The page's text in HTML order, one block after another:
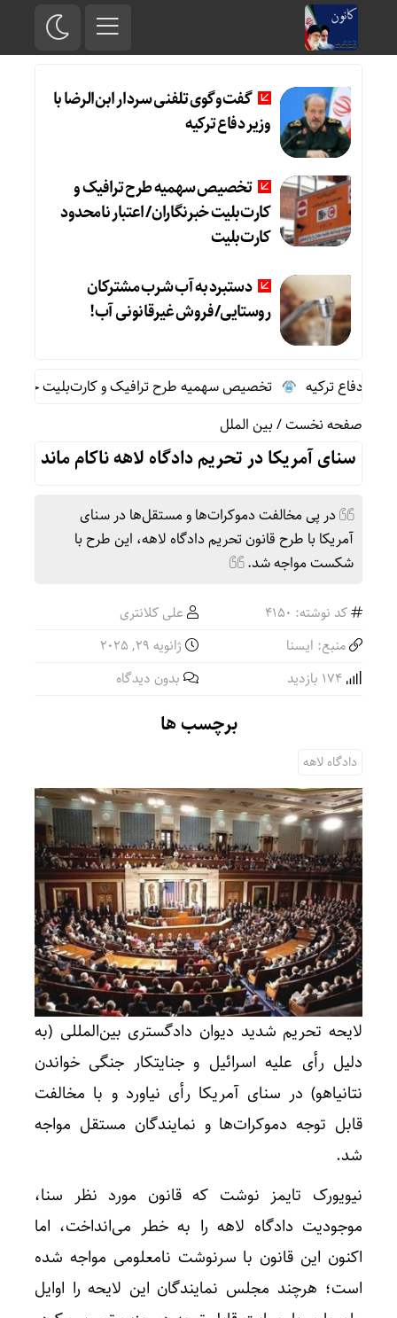
گفت‌وگوی تلفنی سردار ابن‌الرضا با
وزیر دفاع ترکیه
تخصیص سهمیه طرح ترافیک و
کارت‌بلیت خبرنگاران/ اعتبار نامحدود
کارت‌بلیت
دستبرد به آب شرب مشترکان
روستایی/فروش غیرقانونی آب!
دفاع ترکیه
تخصیص سهمیه طرح ترافیک و کارت‌بلیت خبرنگاران/
صفحه نخست/بین الملل
سنای آمریکا در تحریم دادگاه لاهه ناکام ماند
در پی مخالفت دموکرات‌ها و مستقل‌ها در سنای
آمریکا با طرح قانون تحریم دادگاه لاهه، این طرح با
شکست مواجه شد.
کد نوشته: 4150
علی کلانتری
منبع: ایسنا
ژانویه 29, 2025
بدون دیدگاه
برچسب ها
دادگاه لاهه
لایحه تحریم شدید دیوان دادگستری بین‌المللی (به
دلیل رأی علیه اسرائیل و جنایتکار جنگی خواندن
نتانیاهو) در سنای آمریکا رأی نیاورد و با مخالفت
قابل توجه دموکرات‌ها و نمایندگان مستقل مواجه
شد.
نیویورک تایمز نوشت که قانون مورد نظر سنا،
موجودیت دادگاه لاهه را به خطر می‌انداخت، اما
اکنون این قانون با سرنوشت نامعلومی مواجه شده
است؛ هرچند مجلس نمایندگان این لایحه را اوایل